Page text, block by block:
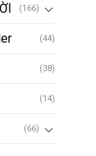
(166)
(44)
(38)
(14)
(66)